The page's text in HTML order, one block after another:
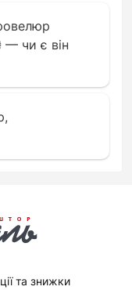
— чи є він
та знижки